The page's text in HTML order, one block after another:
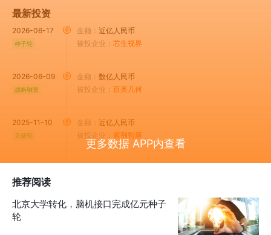
最新投资
2026-06-17
种子轮
金额： 近亿人民币
被投企业： 芯生视界
2026-06-09
战略融资
金额： 数亿人民币
被投企业： 百奥几何
2025-11-10
天使轮
金额： 近亿人民币
被投企业： 紫荆智康
更多数据 APP内查看
推荐阅读
北京大学转化，脑机接口完成亿元种子
轮